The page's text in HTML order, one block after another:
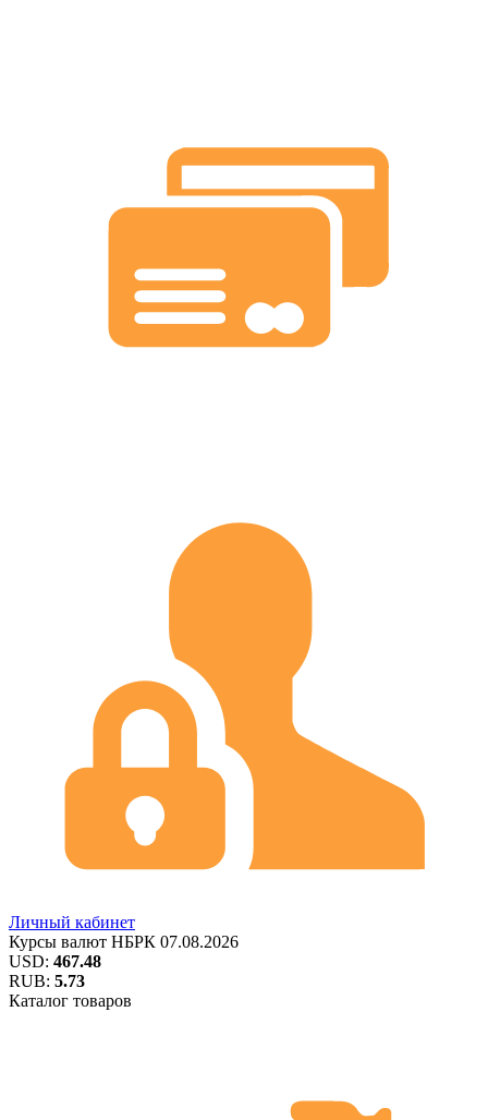
Личный кабинет
Курсы валют НБРК 07.08.2026
USD: 467.48
RUB: 5.73
Каталог товаров